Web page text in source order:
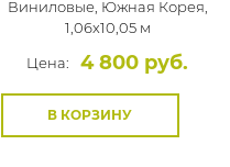
Виниловые, Южная Корея,
1,06x10,05 м
Цена:
4 800 руб.
В КОРЗИНУ